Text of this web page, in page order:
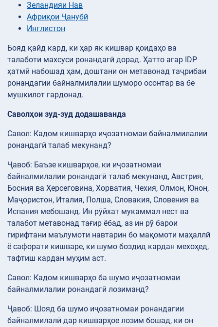
Зеландияи Нав
Африқои Ҷанубӣ
Инглистон
Бояд қайд кард, ки ҳар як кишвар қоидаҳо ва
талаботи махсуси ронандагӣ дорад. Ҳатто агар IDP
ҳатмӣ набошад ҳам, доштани он метавонад таҷрибаи
ронандагии байналмилалии шуморо осонтар ва бе
мушкилот гардонад.
Саволҳои зуд-зуд додашаванда
Савол: Кадом кишварҳо иҷозатномаи байналмилалии
ронандагӣ талаб мекунанд?
Ҷавоб: Баъзе кишварҳое, ки иҷозатномаи
байналмилалии ронандагӣ талаб мекунанд, Австрия,
Босния ва Ҳерсеговина, Хорватия, Чехия, Олмон, Юнон,
Маҷористон, Италия, Полша, Словакия, Словения ва
Испания мебошанд. Ин рӯйхат мукаммал нест ва
талабот метавонад тағир ёбад, аз ин рӯ барои
гирифтани маълумоти навтарин бо мақомоти маҳаллӣ
ё сафорати кишваре, ки шумо боздид кардан мехоҳед,
тафтиш кардан муҳим аст.
Савол: Кадом кишварҳо ба шумо иҷозатномаи
байналмилалии ронандагӣ лозиманд?
Ҷавоб: Шояд ба шумо иҷозатномаи ронандагии
байналмилалӣ дар кишварҳое лозим бошад, ки он